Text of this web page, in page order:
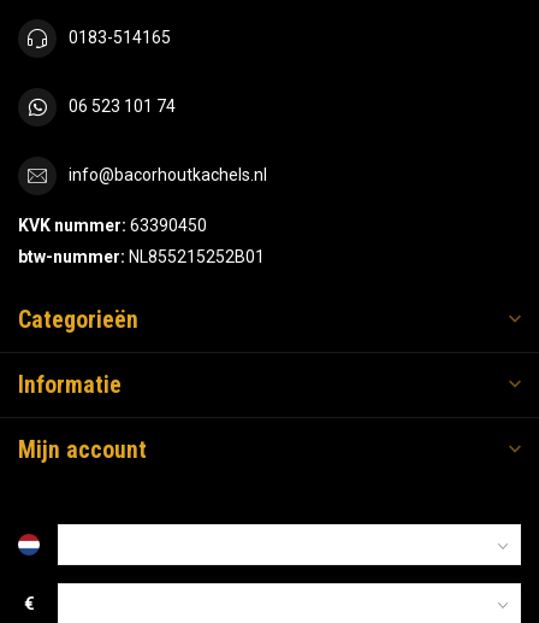
0183-514165
06 523 101 74
info@bacorhoutkachels.nl
KVK nummer: 63390450
btw-nummer: NL855215252B01
Categorieën
Informatie
Mijn account
€